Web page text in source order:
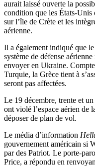
aurait laissé ouverte la
condition que les États-Unis
sur l’île de Crète et les
aérienne.
Il a également indiqué que
système de défense
envoyer en Ukraine.
Turquie, la Grèce tient à
seront pas affectées.
Le 19 décembre, trente et
ont violé l’espace aérien de
déposer de plan de vol.
Le média d’information
gouvernement américain si
par des Patriot. Le porte-
Price, a répondu en